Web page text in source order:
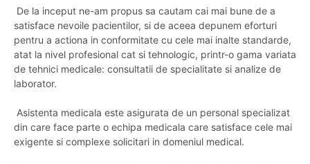
De la inceput ne-am propus sa cautam cai mai bune de a
satisface nevoile pacientilor, si de aceea depunem eforturi
pentru a actiona in conformitate cu cele mai inalte standarde,
atat la nivel profesional cat si tehnologic, printr-o gama variata
de tehnici medicale: consultatii de specialitate si analize de
laborator.
Asistenta medicala este asigurata de un personal specializat
din care face parte o echipa medicala care satisface cele mai
exigente si complexe solicitari in domeniul medical.